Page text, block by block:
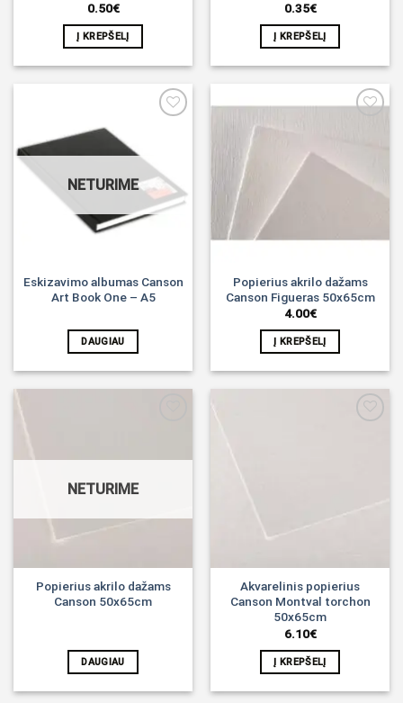
0.50€
Į KREPŠELĮ
0.35€
Į KREPŠELĮ
NETURIME
Eskizavimo albumas Canson
Art Book One – A5
DAUGIAU
Popierius akrilo dažams
Canson Figueras 50x65cm
4.00€
Į KREPŠELĮ
NETURIME
Popierius akrilo dažams
Canson 50x65cm
DAUGIAU
Akvarelinis popierius
Canson Montval torchon
50x65cm
6.10€
Į KREPŠELĮ